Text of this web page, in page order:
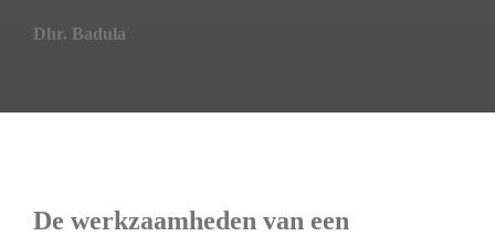
Dhr. Badula
De werkzaamheden van een